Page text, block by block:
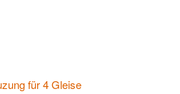
für 4 Gleise